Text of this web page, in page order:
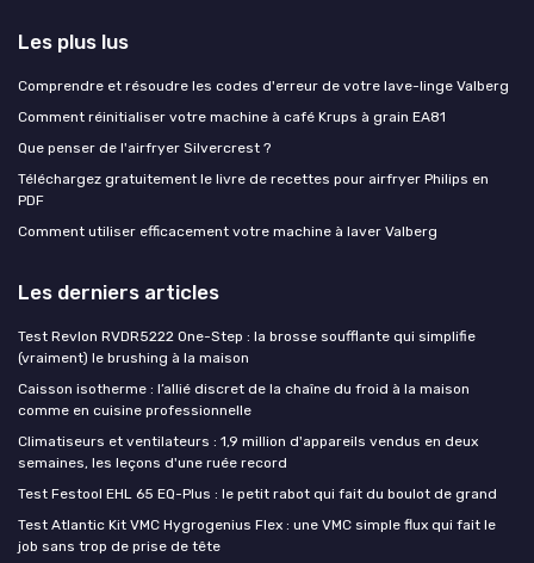
Les plus lus
Comprendre et résoudre les codes d'erreur de votre lave-linge Valberg
Comment réinitialiser votre machine à café Krups à grain EA81
Que penser de l'airfryer Silvercrest ?
Téléchargez gratuitement le livre de recettes pour airfryer Philips en
PDF
Comment utiliser efficacement votre machine à laver Valberg
Les derniers articles
Test Revlon RVDR5222 One-Step : la brosse soufflante qui simplifie
(vraiment) le brushing à la maison
Caisson isotherme : l’allié discret de la chaîne du froid à la maison
comme en cuisine professionnelle
Climatiseurs et ventilateurs : 1,9 million d'appareils vendus en deux
semaines, les leçons d'une ruée record
Test Festool EHL 65 EQ-Plus : le petit rabot qui fait du boulot de grand
Test Atlantic Kit VMC Hygrogenius Flex : une VMC simple flux qui fait le
job sans trop de prise de tête